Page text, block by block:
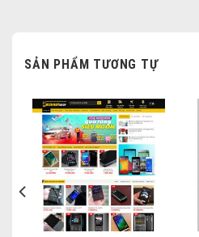
SẢN PHẨM TƯƠNG TỰ